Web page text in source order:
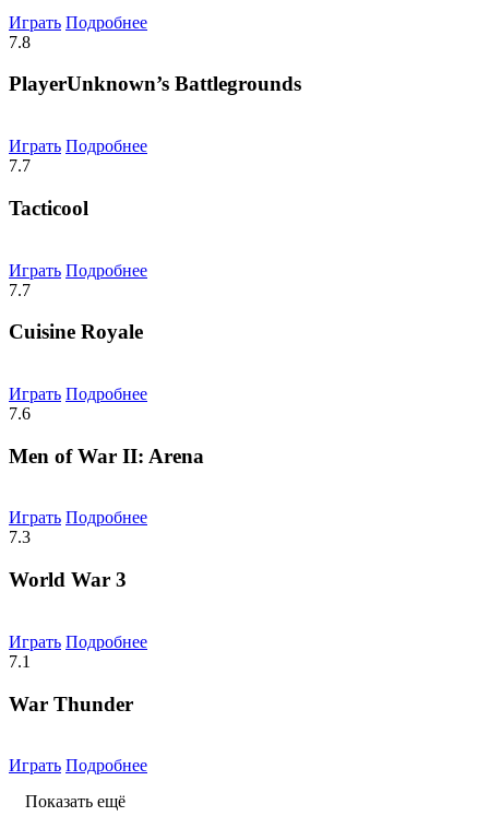
Играть Подробнее
7.8
PlayerUnknown’s Battlegrounds
Играть Подробнее
7.7
Tacticool
Играть Подробнее
7.7
Cuisine Royale
Играть Подробнее
7.6
Men of War II: Arena
Играть Подробнее
7.3
World War 3
Играть Подробнее
7.1
War Thunder
Играть Подробнее
Показать ещё